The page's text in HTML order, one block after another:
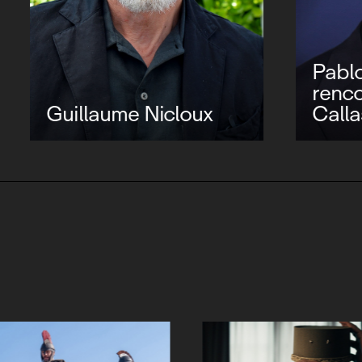
Jolie
avec Maria François-
Bideaux